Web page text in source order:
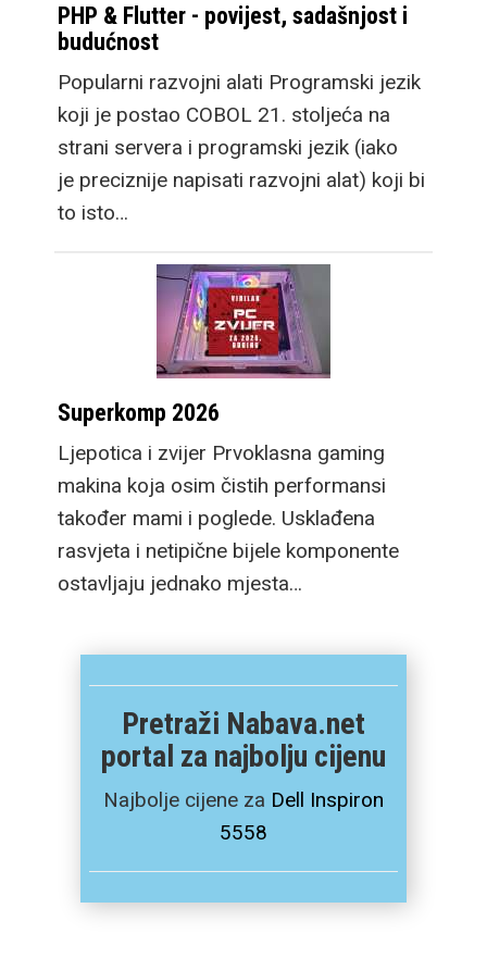
PHP & Flutter - povijest, sadašnjost i
budućnost
Popularni razvojni alati Programski jezik
koji je postao COBOL 21. stoljeća na
strani servera i programski jezik (iako
je preciznije napisati razvojni alat) koji bi
to isto…
Superkomp 2026
Ljepotica i zvijer Prvoklasna gaming
makina koja osim čistih performansi
također mami i poglede. Usklađena
rasvjeta i netipične bijele komponente
ostavljaju jednako mjesta…
Pretraži Nabava.net
portal za najbolju cijenu
Najbolje cijene za Dell Inspiron
5558